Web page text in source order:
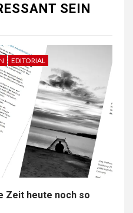
SEIN
EDITORIAL
Zeit heute noch so